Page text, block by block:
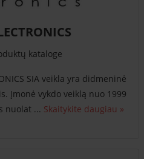
kataloge
SIA veikla yra didmeninė
Įmonė vykdo veiklą nuo 1999
nuolat ... Skaitykite daugiau »